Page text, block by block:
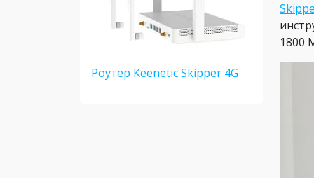
Роутер Keenetic Skipper 4G
1800